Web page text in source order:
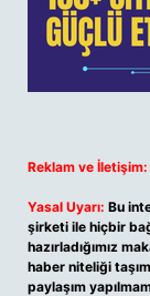
Reklam ve İletişim:
Yasal Uyarı: Bu
şirketi ile hiçbir
hazırladığımız
haber niteliği
paylaşım